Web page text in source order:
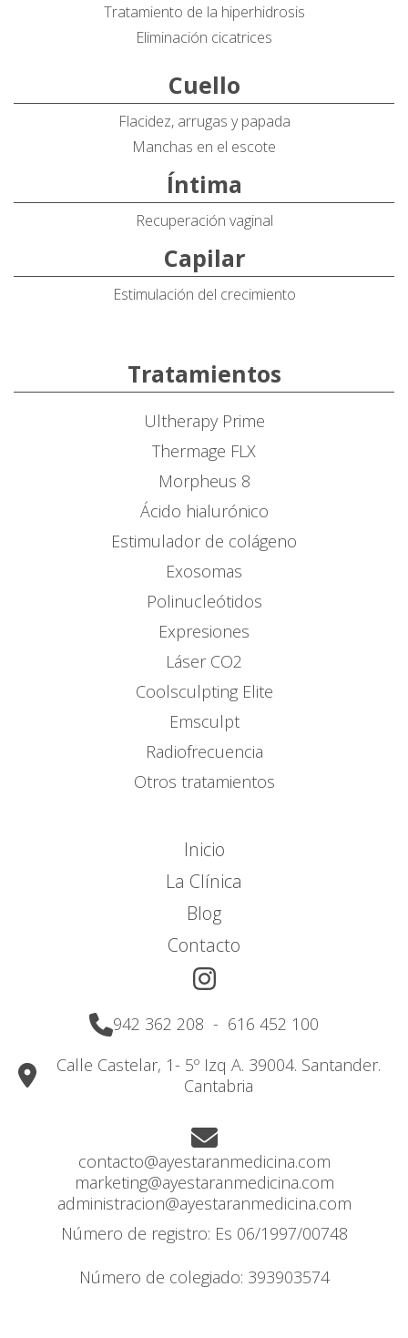
Tratamiento de la hiperhidrosis
Eliminación cicatrices
Cuello
Flacidez, arrugas y papada
Manchas en el escote
Íntima
Recuperación vaginal
Capilar
Estimulación del crecimiento
Tratamientos
Ultherapy Prime
Thermage FLX
Morpheus 8
Ácido hialurónico
Estimulador de colágeno
Exosomas
Polinucleótidos
Expresiones
Láser CO2
Coolsculpting Elite
Emsculpt
Radiofrecuencia
Otros tratamientos
Inicio
La Clínica
Blog
Contacto
942 362 208 - 616 452 100
Calle Castelar, 1- 5º Izq A. 39004. Santander.
Cantabria
contacto@ayestaranmedicina.com
marketing@ayestaranmedicina.com
administracion@ayestaranmedicina.com
Número de registro: Es 06/1997/00748
Número de colegiado: 393903574